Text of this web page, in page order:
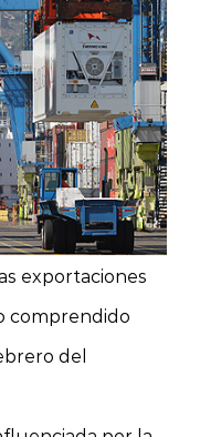
exportaciones
comprendido
del